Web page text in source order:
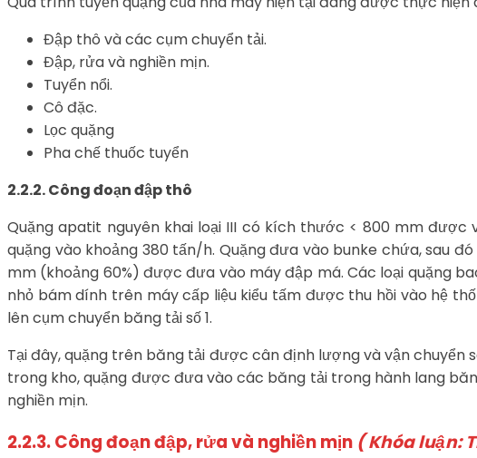
Đập thô và các cụm chuyển tải.
Đập, rửa và nghiền mịn.
Tuyển nổi.
Cô đặc.
Lọc quặng
Pha chế thuốc tuyển
2.2.2. Công đoạn đập thô
Quặng apatit nguyên khai loại III có kích thước < 800 mm
quặng vào khoảng 380 tấn/h. Quặng đưa vào bunke chứa, sau
mm (khoảng 60%) được đưa vào máy đập má. Các loại quặng
nhỏ bám dính trên máy cấp liệu kiểu tấm được thu hồi vào hệ
lên cụm chuyển băng tải số 1.
Tại đây, quặng trên băng tải được cân định lượng và vận chuyển
trong kho, quặng được đưa vào các băng tải trong hành lang
nghiền mịn.
2.2.3. Công đoạn đập, rửa và nghiền mịn ( Khóa luận: